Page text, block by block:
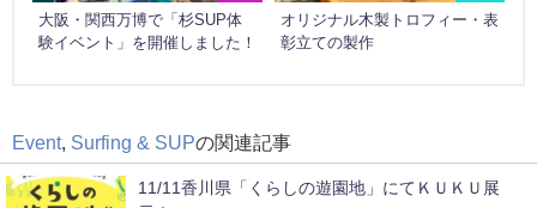
大阪・関西万博で「杉SUP体
験イベント」を開催しました！
オリジナル木製トロフィー・表
彰立ての製作
Event, Surfing & SUPの関連記事
11/11香川県「くらしの遊園地」にてＫＵＫＵ展